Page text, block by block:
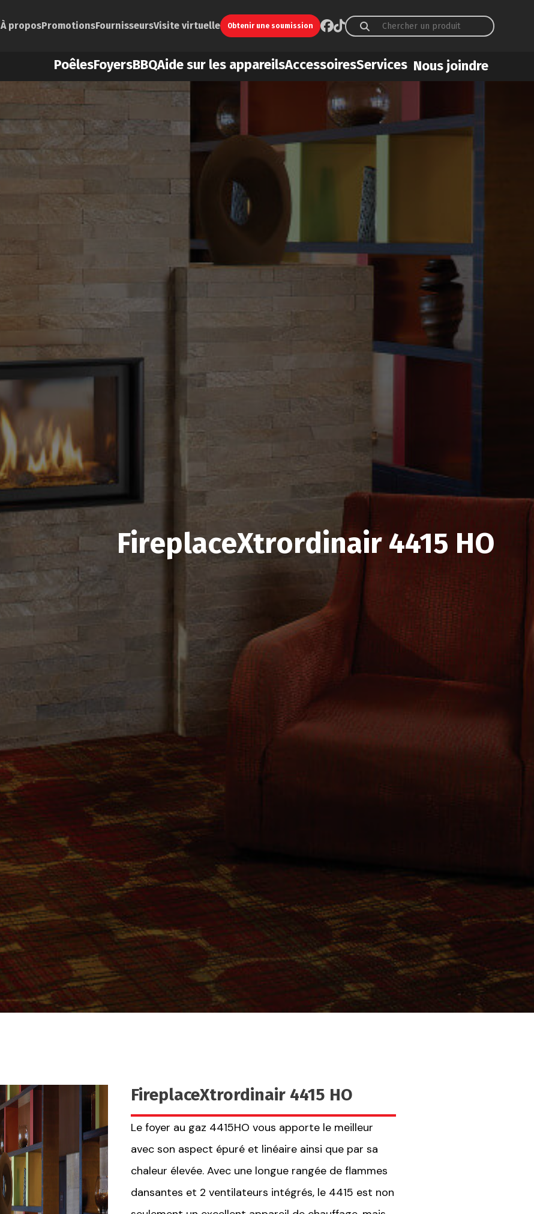
À proposPromotionsFournisseursVisite virtuelle Obtenir une soumission
PoêlesFoyersBBQAide sur les appareilsAccessoiresServices Nous joindre
FireplaceXtrordinair 4415 HO
FireplaceXtrordinair 4415 HO
Le foyer au gaz 4415HO vous apporte le meilleur
avec son aspect épuré et linéaire ainsi que par sa
chaleur élevée. Avec une longue rangée de flammes
dansantes et 2 ventilateurs intégrés, le 4415 est non